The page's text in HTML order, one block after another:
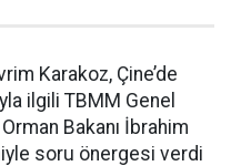
Karakoz, Çine’de
ilgili TBMM Genel
Bakanı İbrahim
soru önergesi verdi